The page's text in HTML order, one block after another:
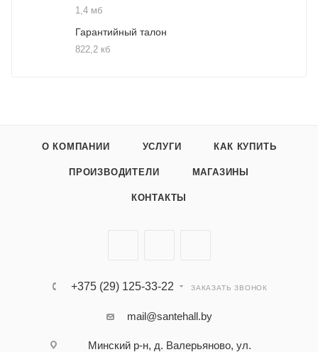
1,4 мб
Гарантийный талон
822,2 кб
О КОМПАНИИ УСЛУГИ КАК КУПИТЬ
ПРОИЗВОДИТЕЛИ МАГАЗИНЫ
КОНТАКТЫ
+375 (29) 125-33-22 ЗАКАЗАТЬ ЗВОНОК
mail@santehall.by
Минский р-н, д. Валерьяново, ул.